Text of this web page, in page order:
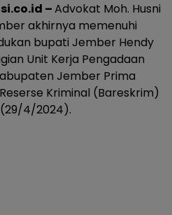
–Advokat Moh. Husni
akhirnya memenuhi
bupati Jember Hendy
Unit Kerja Pengadaan
Jember Prima
Kriminal (Bareskrim)
(29/4/2024).